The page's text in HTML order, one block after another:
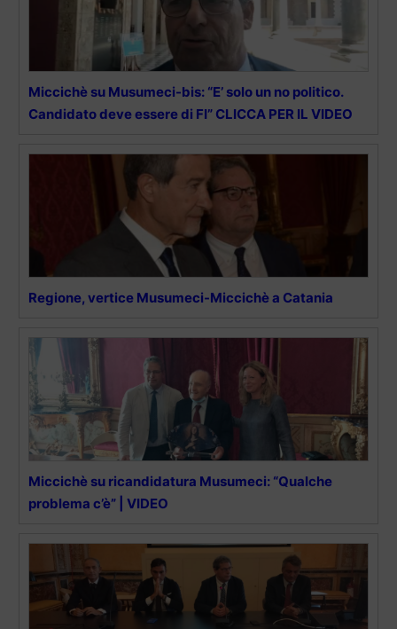
Miccichè su Musumeci-bis: “E’ solo un no politico.
Candidato deve essere di FI” CLICCA PER IL VIDEO
Regione, vertice Musumeci-Miccichè a Catania
Miccichè su ricandidatura Musumeci: “Qualche
problema c’è” | VIDEO